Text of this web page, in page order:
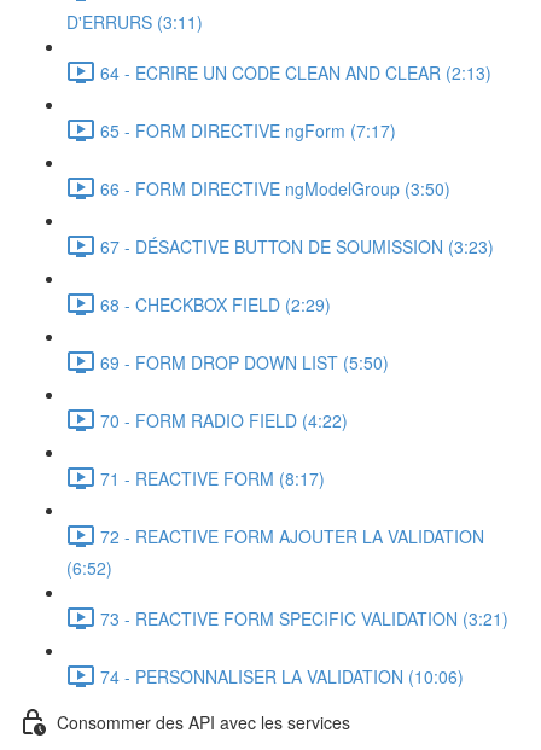
D'ERRURS (3:11)
64 - ECRIRE UN CODE CLEAN AND CLEAR (2:13)
65 - FORM DIRECTIVE ngForm (7:17)
66 - FORM DIRECTIVE ngModelGroup (3:50)
67 - DÉSACTIVE BUTTON DE SOUMISSION (3:23)
68 - CHECKBOX FIELD (2:29)
69 - FORM DROP DOWN LIST (5:50)
70 - FORM RADIO FIELD (4:22)
71 - REACTIVE FORM (8:17)
72 - REACTIVE FORM AJOUTER LA VALIDATION
(6:52)
73 - REACTIVE FORM SPECIFIC VALIDATION (3:21)
74 - PERSONNALISER LA VALIDATION (10:06)
Consommer des API avec les services